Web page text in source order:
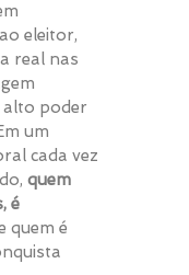
eleitor,
real nas
alto poder
um
cada vez
quem
é
quem é